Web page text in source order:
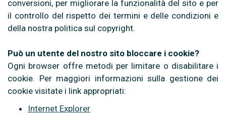
conversioni, per migliorare la funzionalità del sito e per
il controllo del rispetto dei termini e delle condizioni e
della nostra politica sul copyright.
Può un utente del nostro sito bloccare i cookie?
Ogni browser offre metodi per limitare o disabilitare i
cookie. Per maggiori informazioni sulla gestione dei
cookie visitate i link appropriati:
Internet Explorer